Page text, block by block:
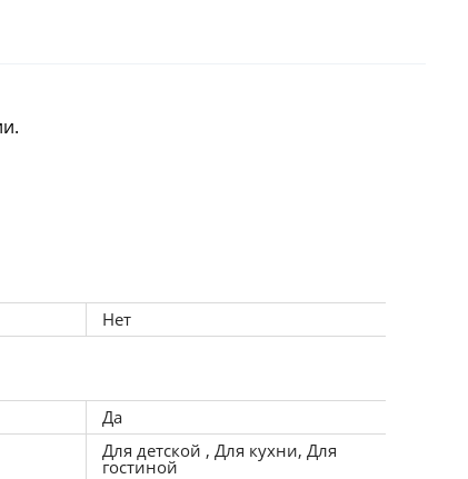
Нет
Да
Для детской , Для кухни, Для
гостиной